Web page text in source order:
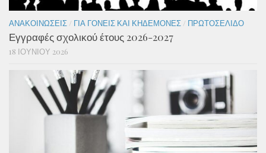
ΑΝΑΚΟΙΝΏΣΕΙΣ / ΓΙΑ ΓΟΝΕΊΣ ΚΑΙ ΚΗΔΕΜΌΝΕΣ / ΠΡΩΤΟΣΈΛΙΔΟ
Εγγραφές σχολικού έτους 2026-2027
18 ΙΟΥΝΊΟΥ 2026